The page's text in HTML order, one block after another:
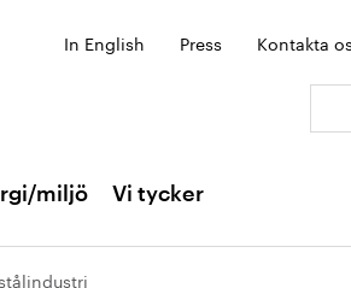
In English Press Kontakta
miljö Vi tycker